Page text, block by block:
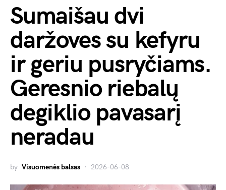
Sumaišau dvi
daržoves su kefyru
ir geriu pusryčiams.
Geresnio riebalų
degiklio pavasarį
neradau
by Visuomenės balsas 2026-06-08